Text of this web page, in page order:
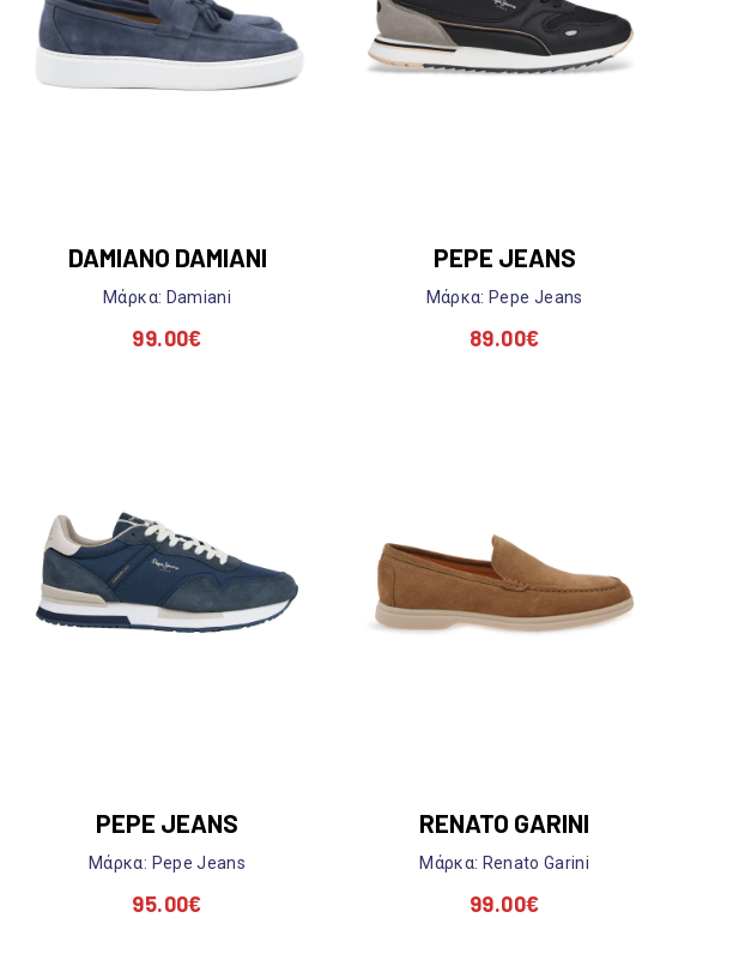
DAMIANO DAMIANI
Mάρκα: Damiani
99.00€
PEPE JEANS
Mάρκα: Pepe Jeans
89.00€
PEPE JEANS
Mάρκα: Pepe Jeans
95.00€
RENATO GARINI
Mάρκα: Renato Garini
99.00€